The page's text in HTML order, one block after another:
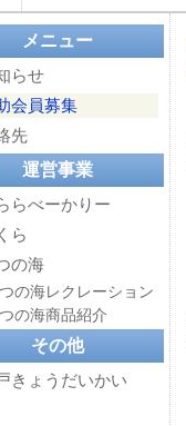
メニュー
らせ
会員募集
先
運営事業
らべーかりー
ら
の海
の海レクレーション
の海商品紹介
その他
きょうだいかい